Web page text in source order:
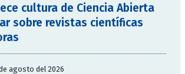
cultura de Ciencia Abierta
sobre revistas científicas
agosto del 2026